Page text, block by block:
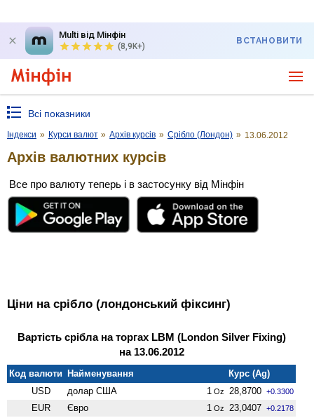
Multi від Мінфін
(8,9K+)
ВСТАНОВИТИ
Всі показники
Індекси » Курси валют » Архів курсів » Срібло (Лондон) » 13.06.2012
Архів валютних курсів
Все про валюту теперь і в застосунку від Мінфін
Ціни на срібло (лондонський фіксинг)
Вартість срібла на торгах LBM (London Silver Fixing)
на 13.06.2012
Код валюти Найменування
Курс (Ag)
USD
долар США 1 Oz 28,8700 +0.3300
EUR Євро 1 Oz 23,0407 +0.2178